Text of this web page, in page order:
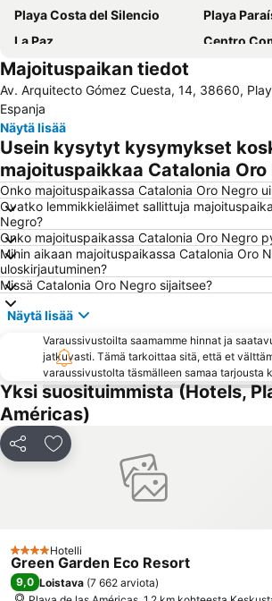
Playa Costa del Silencio
Playa
La Paz
Centro
Amarilla Golf
Costa Adeje-El
Punta
Puerto Colón
Centro
Plaza del
Lago Martiánez
Playa de
Puerto de Los Gigantes
Playa Martiánez
El Puerto
Troya I y II
La Caleta
Tenerife
Puertito de Armeñime
Playa Jardín
Aqualand
Centro
Playa de Los Guíos
Complejo
Playa de Santiago
La Pinta
La Caleta
Playa de
Mercadillo de Alcalá
Teleférico
Corpus Cristi
Playa de
Majoituspaikan tiedot
Av. Arquitecto Gómez Cuesta, 14, 38660,
Espanja
Näytä lisää
Usein kysytyt kysymykset
majoituspaikkaa Catalonia Oro
Onko majoituspaikassa Catalonia Oro Negro
Ovatko lemmikkieläimet sallittuja
Negro?
Onko majoituspaikassa Catalonia Oro Negro
Mihin aikaan majoituspaikassa Catalonia Oro
uloskirjautuminen?
Missä Catalonia Oro Negro sijaitsee?
Näytä lisää
Varaussivustoilta saamamme hinnat ja
jatkuvasti. Tämä tarkoittaa sitä, että et
varaussivustolta täsmälleen samaa tarjousta
Yksi suosituimmista (Hotels,
Américas)
Jaa Lisää suosikkeihin
4 Tähtiluokitus
Hotelli
Green Garden Eco Resort
9,0 Loistava (7 662 arviota)